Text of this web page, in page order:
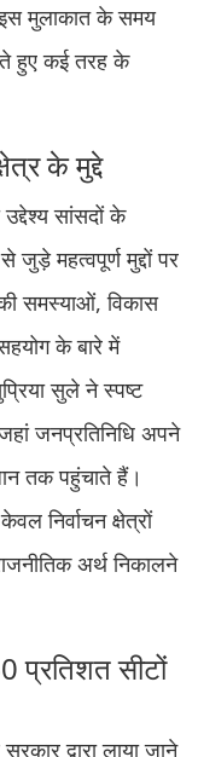
इस मुलाकात के समय
हुए कई तरह के
के मुद्दे
सांसदों के
जुड़े महत्वपूर्ण मुद्दों पर
समस्याओं, विकास
के बारे में
सुले ने स्पष्ट
जनप्रतिनिधि अपने
तक पहुंचाते हैं।
निर्वाचन क्षेत्रों
अर्थ निकालने
प्रतिशत सीटों
द्वारा लाया जाने